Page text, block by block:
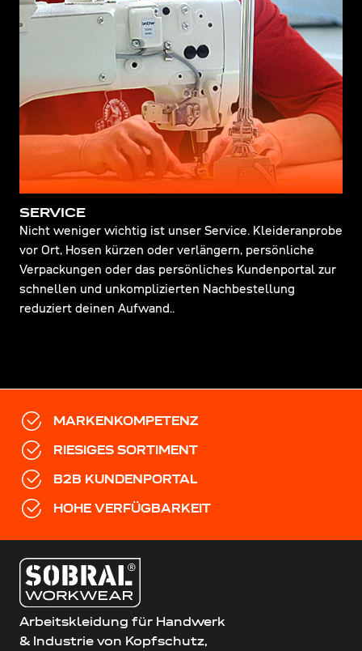
SERVICE
Nicht weniger wichtig ist unser Service. Kleideranprobe
vor Ort, Hosen kürzen oder verlängern, persönliche
Verpackungen oder das persönliches Kundenportal zur
schnellen und unkomplizierten Nachbestellung
reduziert deinen Aufwand..
MARKENKOMPETENZ
RIESIGES SORTIMENT
B2B KUNDENPORTAL
HOHE VERFÜGBARKEIT
Arbeitskleidung für Handwerk
& Industrie von Kopfschutz,